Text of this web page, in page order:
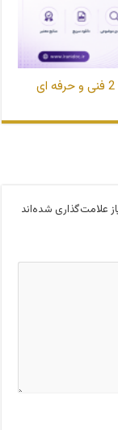
علامت‌گذاری شده‌اند